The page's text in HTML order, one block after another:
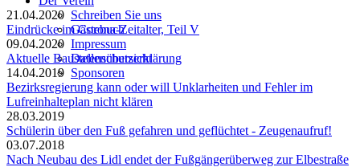
Schreiben Sie uns
Gästebuch
Impressum
Datenschutzerklärung
Sponsoren
21.04.2020
Eindrücke im Corona-Zeitalter, Teil V
09.04.2020
Aktuelle Baustellenübersicht
14.04.2019
Bezirksregierung kann oder will Unklarheiten und Fehler im
Lufreinhalteplan nicht klären
28.03.2019
Schülerin über den Fuß gefahren und geflüchtet - Zeugenaufruf!
03.07.2018
Nach Neubau des Lidl endet der Fußgängerüberweg zur Elbestraße